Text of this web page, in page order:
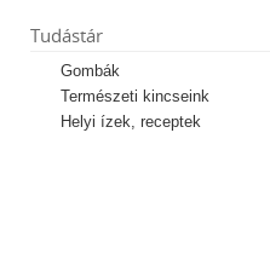
Tudástár
Gombák
Természeti kincseink
Helyi ízek, receptek